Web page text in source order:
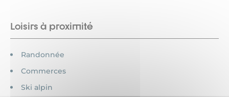
Loisirs à proximité
Randonnée
Commerces
Ski alpin